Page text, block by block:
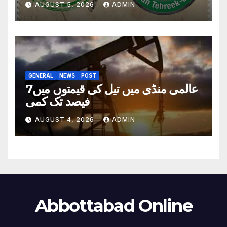
AUGUST 5, 2026 ADMIN
GENERAL NEWS POST
عالمی منڈی میں تیل کی قیمتوں میں7
فیصد تک کمی
AUGUST 4, 2026 ADMIN
Abbottabad Online